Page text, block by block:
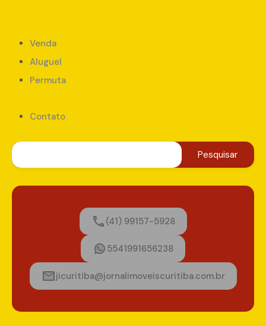
Venda
Aluguel
Permuta
Contato
(41) 99157-5928
5541991656238
jicuritiba@jornalimoveiscuritiba.com.br